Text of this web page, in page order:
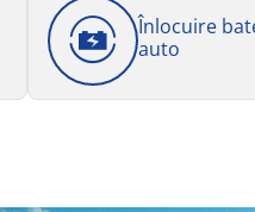
Înlocuire
auto